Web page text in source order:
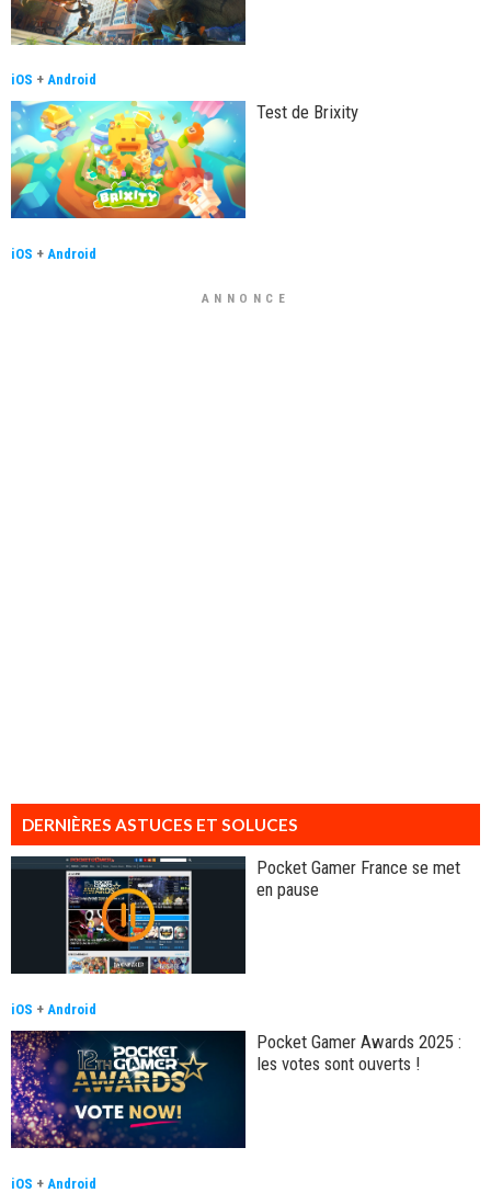
iOS + Android
Test de Brixity
iOS + Android
ANNONCE
DERNIÈRES ASTUCES ET SOLUCES
Pocket Gamer France se met
en pause
iOS + Android
Pocket Gamer Awards 2025 :
les votes sont ouverts !
iOS + Android